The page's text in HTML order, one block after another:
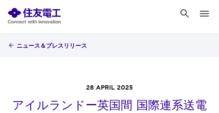
ニュース＆プレスリリース
28 APRIL 2025
アイルランドー英国間 国際連系送電